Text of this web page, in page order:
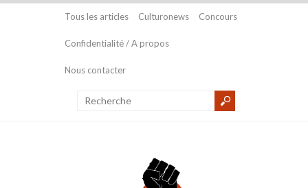
Tous les articles Culturonews Concours
Confidentialité / A propos
Nous contacter